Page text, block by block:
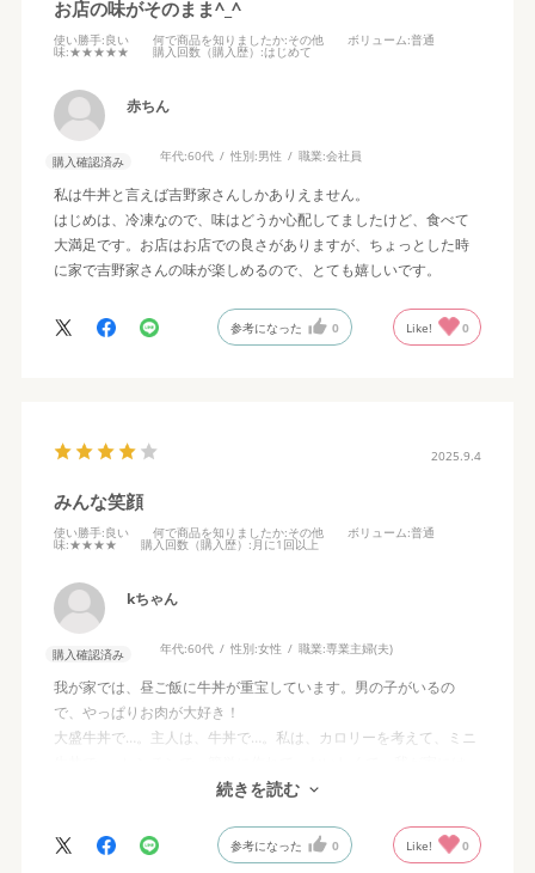
お店の味がそのまま^_^
使い勝手:良い 何で商品を知りましたか:その他 ボリューム:普通
味:★★★★★ 購入回数（購入歴） :はじめて
赤ちん
購入確認済み 年代:60代 性別:男性 職業:会社員
私は牛丼と言えば吉野家さんしかありえません。
はじめは、冷凍なので、味はどうか心配してましたけど、食べて
大満足です。お店はお店での良さがありますが、ちょっとした時
に家で吉野家さんの味が楽しめるので、とても嬉しいです。
参考になった 0 Like! 0
2025.9.4
みんな笑顔
使い勝手:良い 何で商品を知りましたか:その他 ボリューム:普通
味:★★★★ 購入回数（購入歴） :月に1回以上
kちゃん
購入確認済み 年代:60代 性別:女性 職業:専業主婦(夫)
我が家では、昼ご飯に牛丼が重宝しています。男の子がいるの
で、やっぱりお肉が大好き！
大盛牛丼で…。主人は、牛丼で…。私は、カロリーを考えて、ミニ
吉野家の牛丼が、無くてはならないものです。
続きを読む
参考になった 0 Like! 0